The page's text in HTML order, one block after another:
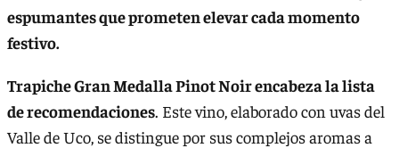
espumantes que prometen elevar cada momento
festivo.
Trapiche Gran Medalla Pinot Noir encabeza la lista
de recomendaciones. Este vino, elaborado con uvas del
Valle de Uco, se distingue por sus complejos aromas a